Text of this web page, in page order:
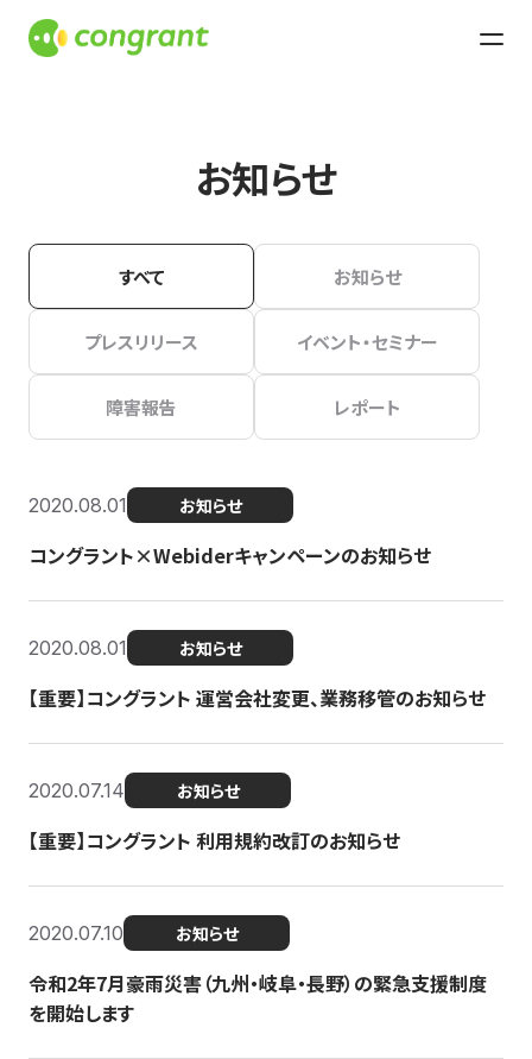
お知らせ
すべて お知らせ
プレスリリース イベント・セミナー
障害報告 レポート
2020.08.01 お知らせ
コングラント×Webiderキャンペーンのお知らせ
2020.08.01 お知らせ
【重要】コングラント 運営会社変更、業務移管のお知らせ
2020.07.14 お知らせ
【重要】コングラント 利用規約改訂のお知らせ
2020.07.10 お知らせ
令和2年7月豪雨災害（九州・岐阜・長野）の緊急支援制度
を開始します